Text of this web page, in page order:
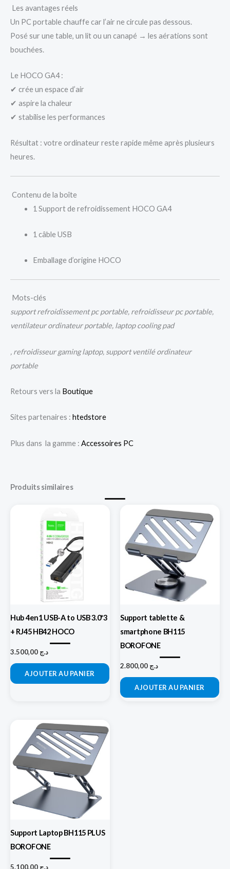
Les avantages réels
Un PC portable chauffe car l’air ne circule pas dessous.
Posé sur une table, un lit ou un canapé → les aérations sont
bouchées.
Le HOCO GA4 :
✔ crée un espace d’air
✔ aspire la chaleur
✔ stabilise les performances
Résultat : votre ordinateur reste rapide même après plusieurs
heures.
Contenu de la boîte
1 Support de refroidissement HOCO GA4
1 câble USB
Emballage d’origine HOCO
Mots-clés
support refroidissement pc portable, refroidisseur pc portable,
ventilateur ordinateur portable, laptop cooling pad
, refroidisseur gaming laptop, support ventilé ordinateur
portable
Retours vers la Boutique
Sites partenaires : htedstore
Plus dans la gamme : Accessoires PC
Produits similaires
Hub 4en1 USB-A to USB 3.0*3
+ RJ45 HB42 HOCO
د.ج
AJOUTER AU PANIER
Support tablette &
smartphone BH115
BOROFONE
د.ج
AJOUTER AU PANIER
Support Laptop BH115 PLUS
BOROFONE
د.ج